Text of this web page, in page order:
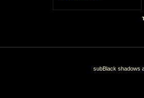
subBlack shadows